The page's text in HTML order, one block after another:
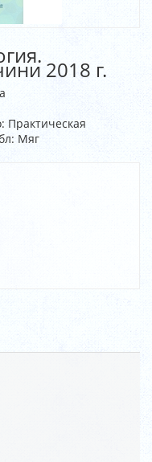
2018 г.
Практическая
Мяг